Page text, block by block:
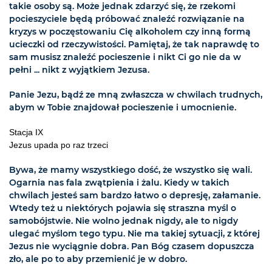
takie osoby są. Może jednak zdarzyć się, że rzekomi
pocieszyciele będą próbować znaleźć rozwiązanie na
kryzys w poczęstowaniu Cię alkoholem czy inną formą
ucieczki od rzeczywistości. Pamiętaj, że tak naprawdę to
sam musisz znaleźć pocieszenie i nikt Ci go nie da w
pełni ... nikt z wyjątkiem Jezusa.
Panie Jezu, bądź ze mną zwłaszcza w chwilach trudnych,
abym w Tobie znajdował pocieszenie i umocnienie.
Stacja IX
Jezus upada po raz trzeci
Bywa, że mamy wszystkiego dość, że wszystko się wali.
Ogarnia nas fala zwątpienia i żalu. Kiedy w takich
chwilach jesteś sam bardzo łatwo o depresję, załamanie.
Wtedy też u niektórych pojawia się straszna myśl o
samobójstwie. Nie wolno jednak nigdy, ale to nigdy
ulegać myślom tego typu. Nie ma takiej sytuacji, z której
Jezus nie wyciągnie dobra. Pan Bóg czasem dopuszcza
zło, ale po to aby przemienić je w dobro.